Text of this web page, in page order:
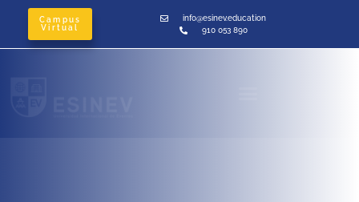
Campus
Virtual
info@esinev.education
910 053 890